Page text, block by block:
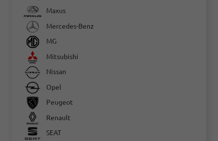
Maxus
Mercedes-Benz
MG
Mitsubishi
Nissan
Opel
Peugeot
Renault
SEAT